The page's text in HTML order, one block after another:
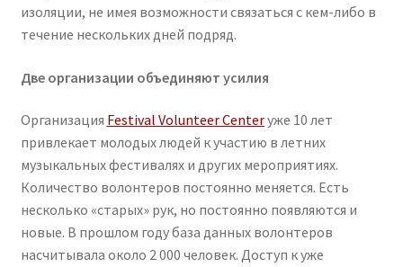
изоляции, не имея возможности связаться с кем-либо в
течение нескольких дней подряд.
Две организации объединяют усилия
Организация Festival Volunteer Centerуже 10 лет
привлекает молодых людей к участию в летних
музыкальных фестивалях и других мероприятиях.
Количество волонтеров постоянно меняется. Есть
несколько «старых» рук, но постоянно появляются и
новые. В прошлом году база данных волонтеров
насчитывала около 2 000 человек. Доступ к уже